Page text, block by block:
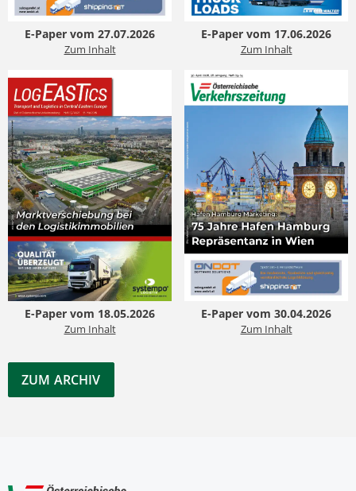
E-Paper vom 27.07.2026
Zum Inhalt
E-Paper vom 17.06.2026
Zum Inhalt
E-Paper vom 18.05.2026
Zum Inhalt
E-Paper vom 30.04.2026
Zum Inhalt
ZUM ARCHIV